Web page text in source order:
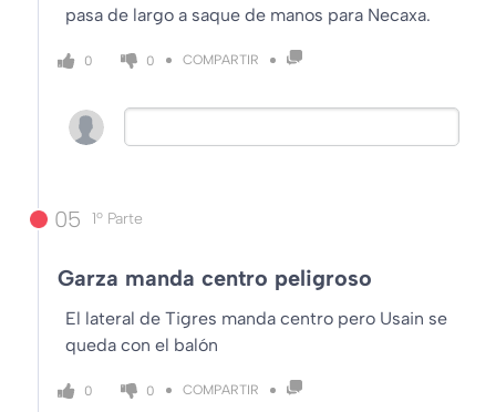
pasa de largo a saque de manos para Necaxa.
0 0 COMPARTIR
05 1º Parte
Garza manda centro peligroso
El lateral de Tigres manda centro pero Usain se
queda con el balón
0 0 COMPARTIR